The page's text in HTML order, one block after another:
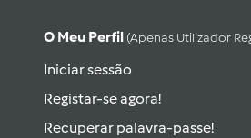
O Meu Perfil (apenas Utilizador
Iniciar sessão
Registar-se agora!
Recuperar palavra-passe!